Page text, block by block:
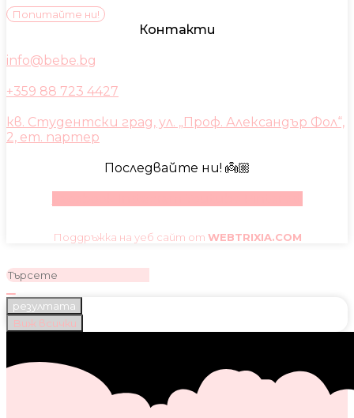
Попитайте ни!
Контакти
info@bebe.bg
+359 88 723 4427
кв. Студентски град, ул. „Проф. Александър Фол“,
2, ет. партер
Последвайте ни! 👼🏼
Поддръжка на уеб сайт от WEBTRIXIA.COM
резултата
Виж всички